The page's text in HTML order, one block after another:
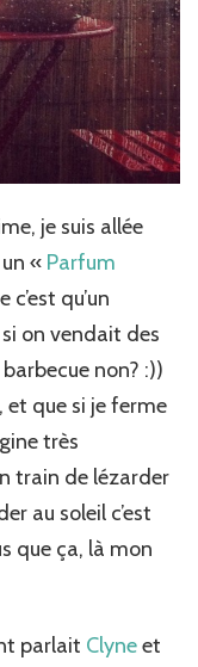
je suis allée
« Parfum
c’est qu’un
on vendait des
non? :))
et que si je ferme
très
train de lézarder
au soleil c’est
que ça, là mon
parlait Clyneet